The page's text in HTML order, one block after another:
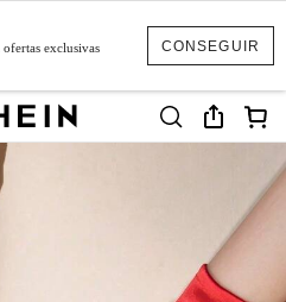
CONSEGUIR
exclusivas